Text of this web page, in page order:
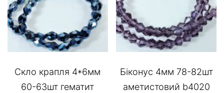
Скло крапля 4*6мм
60-63шт гематит
Біконус 4мм 78-82шт
аметистовий b4020